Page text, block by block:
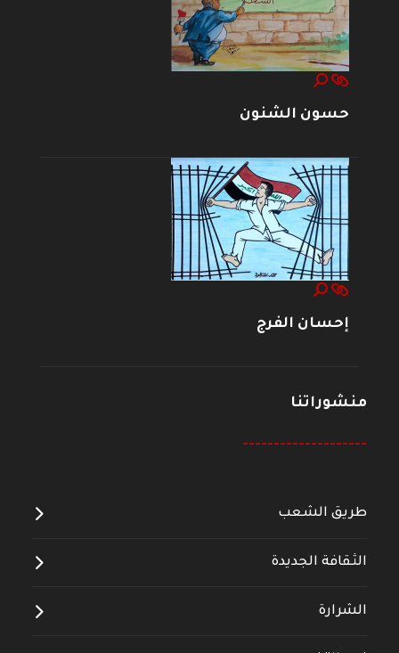
حسون الشنون
إحسان الفرج
منشوراتنا
--------------------
طريق الشعب
الثقافة الجديدة
الشرارة